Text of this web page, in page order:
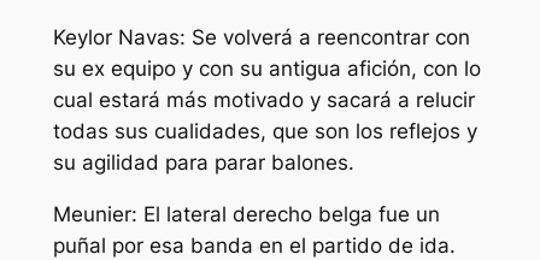
Keylor Navas: Se volverá a reencontrar con
su ex equipo y con su antigua afición, con lo
cual estará más motivado y sacará a relucir
todas sus cualidades, que son los reflejos y
su agilidad para parar balones.
Meunier: El lateral derecho belga fue un
puñal por esa banda en el partido de ida.